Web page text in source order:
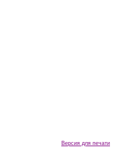
Версия для печати